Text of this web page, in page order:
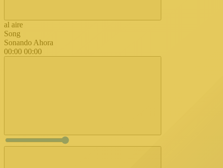
al aire
Song
Sonando Ahora
00:00 00:00